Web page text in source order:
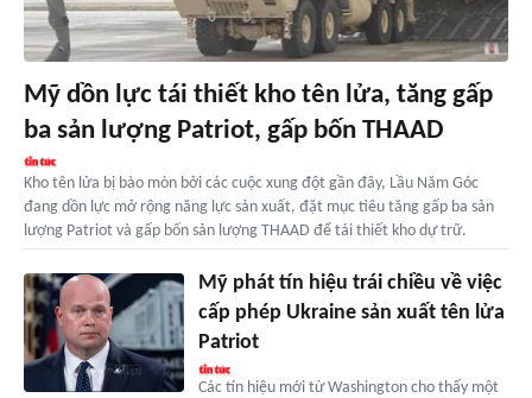
Mỹ dồn lực tái thiết kho tên lửa, tăng gấp
ba sản lượng Patriot, gấp bốn THAAD
Kho tên lửa bị bào mòn bởi các cuộc xung đột gần đây, Lầu Năm Góc
đang dồn lực mở rộng năng lực sản xuất, đặt mục tiêu tăng gấp ba sản
lượng Patriot và gấp bốn sản lượng THAAD để tái thiết kho dự trữ.
Mỹ phát tín hiệu trái chiều về việc
cấp phép Ukraine sản xuất tên lửa
Patriot
Các tín hiệu mới từ Washington cho thấy một